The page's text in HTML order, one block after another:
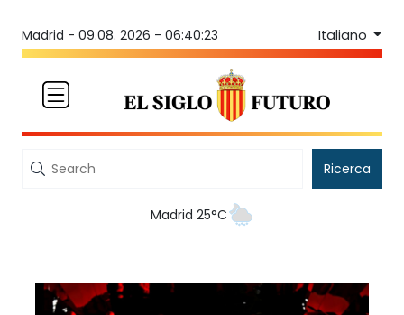
Madrid - 09.08. 2026 - 06:40:23 Italiano
Ricerca
Madrid 25°C